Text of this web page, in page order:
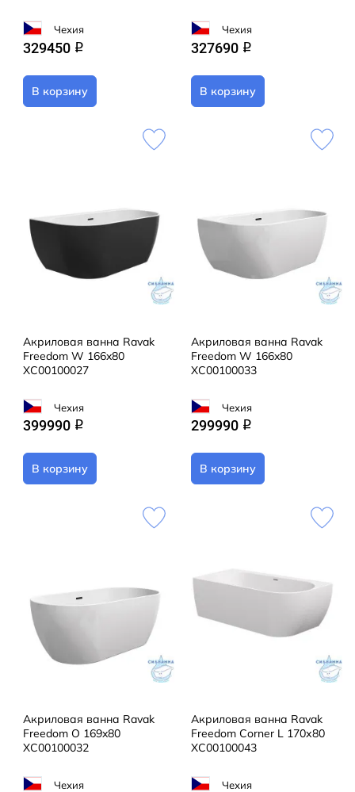
Чехия
329450 q
В корзину
Чехия
327690 q
В корзину
Акриловая ванна Ravak
Freedom W 166x80
XC00100027
Чехия
399990 q
В корзину
Акриловая ванна Ravak
Freedom W 166x80
XC00100033
Чехия
299990 q
В корзину
Акриловая ванна Ravak
Freedom O 169x80
XC00100032
Чехия
Акриловая ванна Ravak
Freedom Corner L 170х80
XC00100043
Чехия